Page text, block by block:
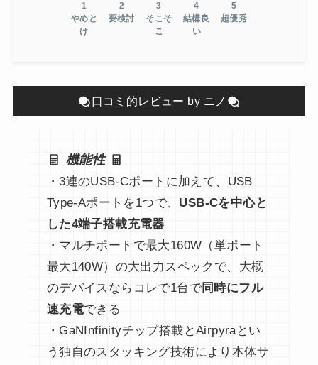
1
やめと
け
2
要検討
3
そこそ
こ
4
結構良
い
5
超優秀
口コミ的レビュー by ニノ
機能性
・3連のUSB-Cポートに加えて、USB
Type-Aポートを1つで、 USB-Cを中心と
した4端子搭載充電器
・マルチポートで最大160W（単ポート
最大140W）の大出力スペックで、大概
のデバイスならコレで1台で同時にフル
速充電できる
・GaNInfinityチップ搭載とAirpyraとい
う独自のスタッキング技術により本体サ